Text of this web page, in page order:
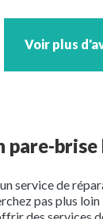
Voir plus
pare-
service de
pas plus